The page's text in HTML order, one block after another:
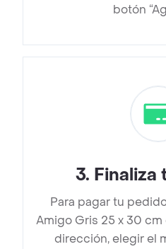
botón
3. Finaliza
Para pagar tu
Amigo Gris 25 x 30
dirección, elegir el